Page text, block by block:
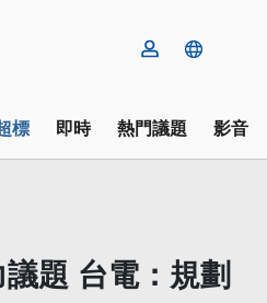
標 即時 熱門議題 影音
題 台電：規劃